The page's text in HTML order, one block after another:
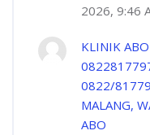
2026, 9:46
KLINIK
0822/
MALANG,
ABO